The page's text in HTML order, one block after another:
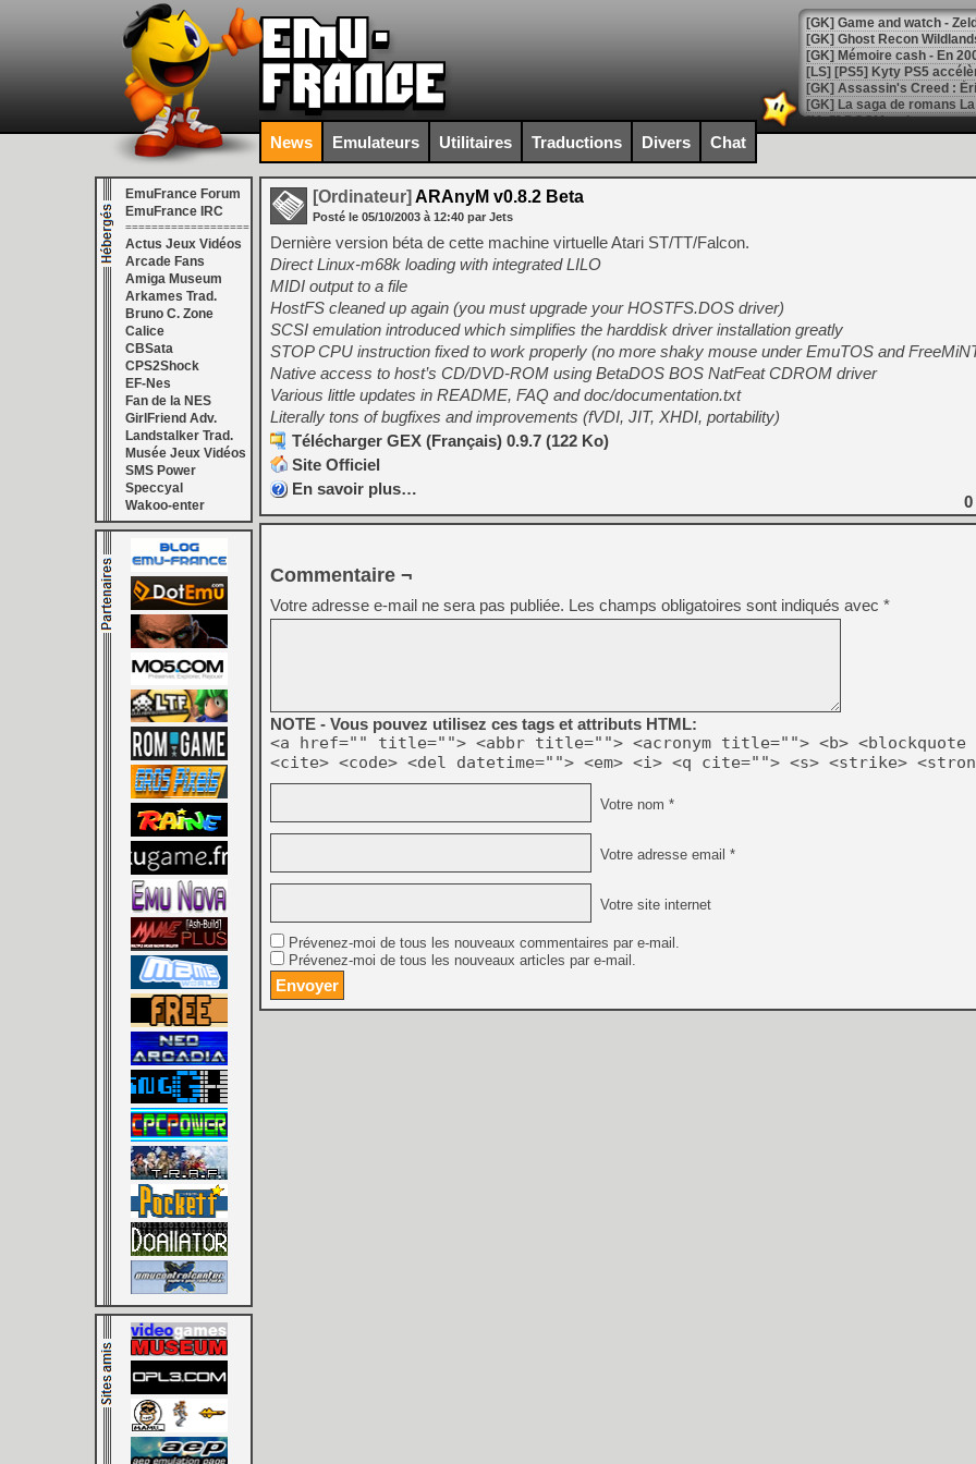
[Mo5] DOOM arrive en
[GK] Bethesda fête les 30
[GK] Roblox : l'action en
[GK] Agenda - GeForce
[LS] [PS5] ps5-y2jb-
[GK] Pourquoi Marvel
[GK] Test : Restory : Chill
[GK] GTA 6 : Rockstar
[GK] Hot Wheels Infinite
[GK] Mémoire cash -
[GK] Résultats Nintendo :
[GK] Déjà des
[Mo5] Brickboy cherche à
[GK] Minecraft et ses «
[GK] Beast of
[GK] Ubisoft : fin de partie
[GK] Mémoire cash -
[GK] Dan Houser (GTA)
[GK] Comment EA Sports
[GK] Crimson Moon : un
[GK] Isle of Reveries : le
[GK] Moonlighter 2 : The
[GK] Capcom relance
[Mo5] Deux inédits du
[GK] Le beat'em up The
[GK] Endless Legend 2 :
[LS] [PS5] Premiers
News Emulateurs Utilitaires Traductions Divers Chat
EmuFrance Forum
EmuFrance IRC
===================
Actus Jeux Vidéos
Arcade Fans
Amiga Museum
Arkames Trad.
Bruno C. Zone
Calice
CBSata
CPS2Shock
EF-Nes
Fan de la NES
GirlFriend Adv.
Landstalker Trad.
Musée Jeux Vidéos
SMS Power
Speccyal
Wakoo-enter
[Ordinateur] ARAnyM v0.8.2 Beta
Posté le 05/10/2003 à 12:40 par Jets
Dernière version béta de cette machine virtuelle Atari ST/TT/Falcon.
Direct Linux-m68k loading with integrated LILO
MIDI output to a file
HostFS cleaned up again (you must upgrade your HOSTFS.DOS driver)
SCSI emulation introduced which simplifies the harddisk driver installation greatly
STOP CPU instruction fixed to work properly (no more shaky mouse under EmuTOS and
Native access to host’s CD/DVD-ROM using BetaDOS BOS NatFeat CDROM driver
Various little updates in README, FAQ and doc/documentation.txt
Literally tons of bugfixes and improvements (fVDI, JIT, XHDI, portability)
Télécharger GEX (Français) 0.9.7 (122 Ko)
Site Officiel
En savoir plus…
0
Commentaire ¬
Votre adresse e-mail ne sera pas publiée. Les champs obligatoires sont indiqués avec *
NOTE - Vous pouvez utilisez ces tags et attributs HTML:
<a href="" title=""> <abbr title=""> <acronym title=""> <b> <blockquote
<cite> <code> <del datetime=""> <em> <i> <q cite=""> <s> <strike>
Votre nom *
Votre adresse email *
Votre site internet
Prévenez-moi de tous les nouveaux commentaires par e-mail.
Prévenez-moi de tous les nouveaux articles par e-mail.